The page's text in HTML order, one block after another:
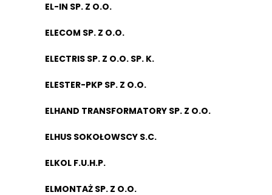
EL-IN SP. Z O.O.
ELECOM SP. Z O.O.
ELECTRIS SP. Z O.O. SP. K.
ELESTER-PKP SP. Z O.O.
ELHAND TRANSFORMATORY SP. Z O.O.
ELHUS SOKOŁOWSCY S.C.
ELKOL F.U.H.P.
ELMONTAŻ SP. Z O.O.